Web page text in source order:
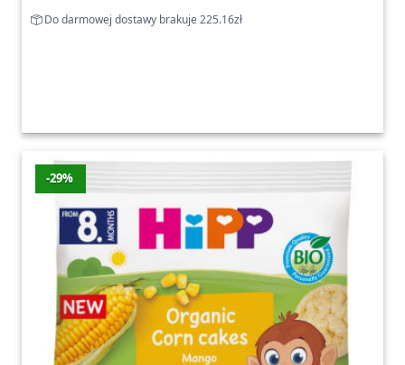
Do darmowej dostawy brakuje 225.16zł
-29%